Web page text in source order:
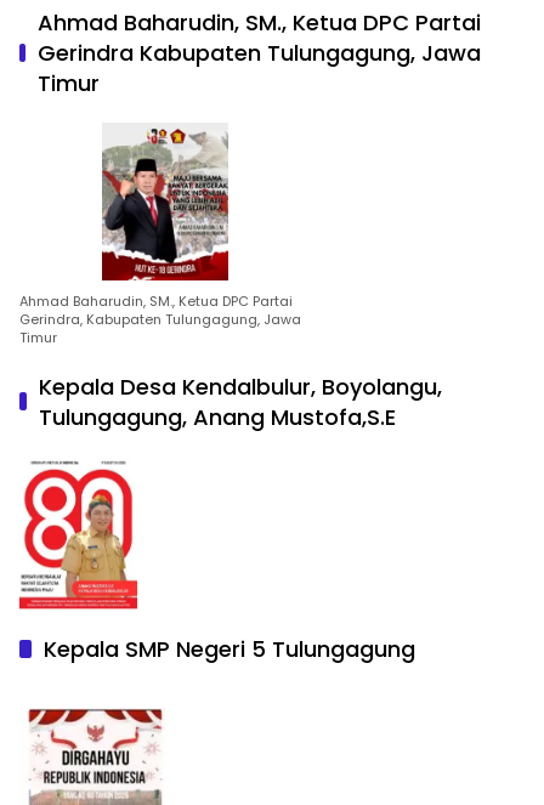
Ahmad Baharudin, SM., Ketua DPC Partai
Gerindra Kabupaten Tulungagung, Jawa
Timur
Ahmad Baharudin, SM., Ketua DPC Partai
Gerindra, Kabupaten Tulungagung, Jawa
Timur
Kepala Desa Kendalbulur, Boyolangu,
Tulungagung, Anang Mustofa,S.E
Kepala SMP Negeri 5 Tulungagung